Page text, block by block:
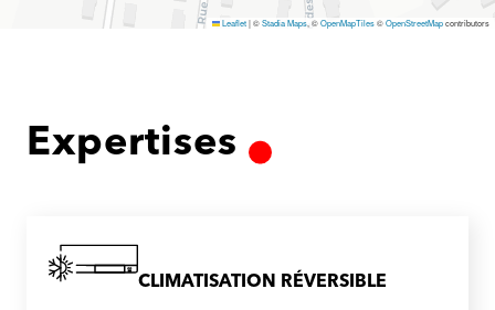
Leaflet|©Stadia Maps , ©OpenMapTiles©OpenStreetMapcontributors
Expertises
CLIMATISATION RÉVERSIBLE